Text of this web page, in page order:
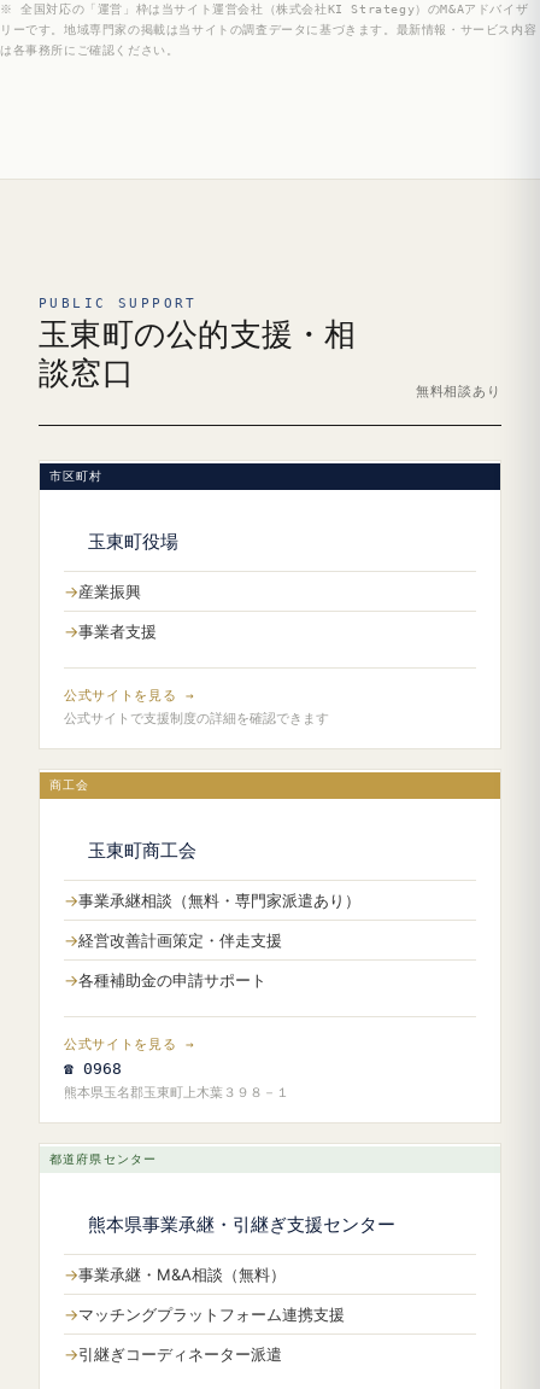
※ 全国対応の「運営」枠は当サイト運営会社（株式会社KI Strategy）のM&Aアドバイザ
リーです。地域専門家の掲載は当サイトの調査データに基づきます。最新情報・サービス内容
は各事務所にご確認ください。
PUBLIC SUPPORT
玉東町の公的支援・相
談窓口
無料相談あり
市区町村
玉東町役場
産業振興
事業者支援
公式サイトを見る →
公式サイトで支援制度の詳細を確認できます
商工会
玉東町商工会
事業承継相談（無料・専門家派遣あり）
経営改善計画策定・伴走支援
各種補助金の申請サポート
公式サイトを見る →
☎ 0968
熊本県玉名郡玉東町上木葉３９８－１
都道府県センター
熊本県事業承継・引継ぎ支援センター
事業承継・M&A相談（無料）
マッチングプラットフォーム連携支援
引継ぎコーディネーター派遣